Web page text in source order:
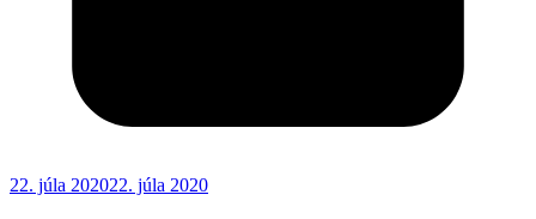
22. júla 202022. júla 2020